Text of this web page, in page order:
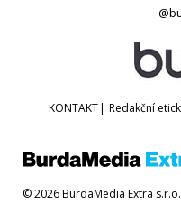
KONTAKT| Redakční
© 2026 BurdaMedia Extra s.r.o.